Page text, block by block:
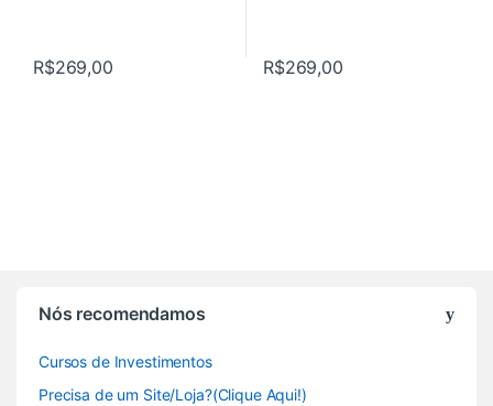
R$269,00 R$269,00
Nós recomendamos
Cursos de Investimentos
Precisa de um Site/Loja?(Clique Aqui!)